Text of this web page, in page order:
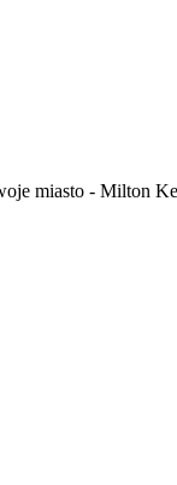
miasto - Milton